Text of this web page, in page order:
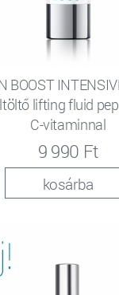
BOOST
lifting fluid
C-vitaminnal
9 990 Ft
kosárba